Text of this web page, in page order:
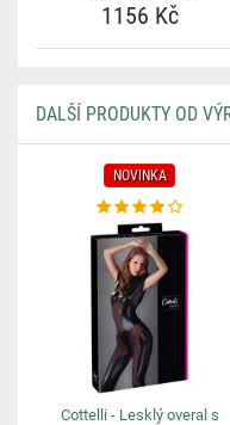
1156 Kč
DALŠÍ PRODUKTY OD
NOVINKA
Cottelli - Lesklý overal s